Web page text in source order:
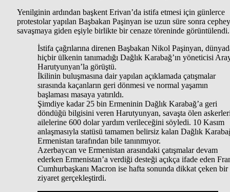
Yenilginin ardından başkent Erivan’da istifa etmesi için günlerce
protestolar yapılan Başbakan Paşinyan ise uzun süre sonra
savaşmaya giden eşiyle birlikte bir cenaze töreninde görüntülendi.
İstifa çağrılarına direnen Başbakan Nikol Paşinyan,
hiçbir ülkenin tanımadığı Dağlık Karabağ’ın yöneticisi
Harutyunyan’la görüştü.
İkilinin buluşmasına dair yapılan açıklamada çatışmalar
sırasında kaçanların geri dönmesi ve normal yaşamın
başlaması masaya yatırıldı.
Şimdiye kadar 25 bin Ermeninin Dağlık Karabağ’a geri
döndüğü bilgisini veren Harutyunyan, savaşta ölen
ailelerine 600 dolar yardım verileceğini söyledi. 10 Kasım
anlaşmasıyla statüsü tamamen belirsiz kalan Dağlık
Ermenistan tarafından bile tanınmıyor.
Azerbaycan ve Ermenistan arasındaki çatışmalar devam
ederken Ermenistan’a verdiği desteği açıkça ifade eden
Cumhurbaşkanı Macron ise hafta sonunda dikkat çeken bir
ziyaret gerçekleştirdi.